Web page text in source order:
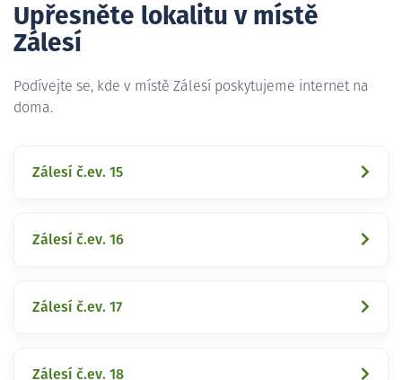
Upřesněte lokalitu v místě
Zálesí
Podívejte se, kde v místě Zálesí poskytujeme internet na
doma.
Zálesí č.ev. 15
Zálesí č.ev. 16
Zálesí č.ev. 17
Zálesí č.ev. 18